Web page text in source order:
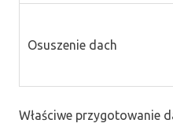
Osuszenie dach
Właściwe przygotowanie